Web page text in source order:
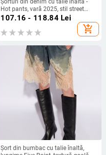
Șorturi din denim cu talie înaltă -
Hot pants, vară 2025, stil street
hipster, țesătură din bumbac 50–
107.16 - 118.84Lei
add_shopping_cart
Șort din bumbac cu talie înaltă,